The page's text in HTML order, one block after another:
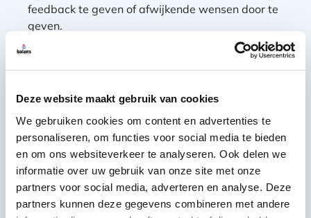
Deze website maakt gebruik van cookies
We gebruiken cookies om content en advertenties te
personaliseren, om functies voor social media te bieden
en om ons websiteverkeer te analyseren. Ook delen we
informatie over uw gebruik van onze site met onze
partners voor social media, adverteren en analyse. Deze
partners kunnen deze gegevens combineren met andere
feedback te geven of afwijkende wensen door te
geven.
Aandacht voor detail:
Medewerkers waarderen het
wanneer er wordt doorgevraagd naar specifieke
worden opgevolgd.
Bij advocatenkantoren en andere juridische kantoren
speelt ook discretie een rol. Medewerkers en
management willen erop kunnen vertrouwen dat
schoonmaakwerkzaamheden professioneel en
respectvol worden uitgevoerd, zeker in ruimtes waar
vertrouwelijke informatie aanwezig is.